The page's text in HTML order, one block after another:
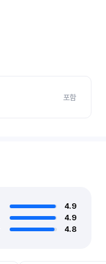
포함
4.9
4.9
4.8